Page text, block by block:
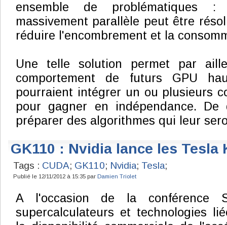
ensemble de problématiques
massivement parallèle peut être
réduire l'encombrement et la
Une telle solution permet par
comportement de futurs GPU
pourraient intégrer un ou plusieurs
pour gagner en indépendance. De
préparer des algorithmes qui leur
GK110 : Nvidia lance les Tesla
Tags : CUDA; GK110; Nvidia; Tesla;
Publié le 12/11/2012 à 15:35 par Damien Triolet
A l'occasion de la conférence
supercalculateurs et technologies